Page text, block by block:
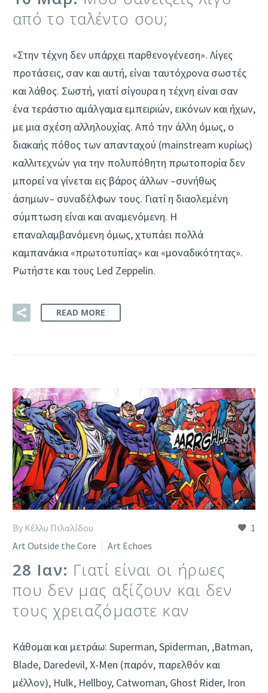
από το ταλέντο σου;
«Στην τέχνη δεν υπάρχει παρθενογένεση». Λίγες
προτάσεις, σαν και αυτή, είναι ταυτόχρονα σωστές
και λάθος. Σωστή, γιατί σίγουρα η τέχνη είναι σαν
ένα τεράστιο αμάλγαμα εμπειριών, εικόνων και ήχων,
με μια σχέση αλληλουχίας. Από την άλλη όμως, ο
διακαής πόθος των απανταχού (mainstream κυρίως)
καλλιτεχνών για την πολυπόθητη πρωτοπορία δεν
μπορεί να γίνεται εις βάρος άλλων –συνήθως
άσημων– συναδέλφων τους. Γιατί η διαολεμένη
σύμπτωση είναι και αναμενόμενη. Η
επαναλαμβανόμενη όμως, χτυπάει πολλά
καμπανάκια «πρωτοτυπίας» και «μοναδικότητας».
Ρωτήστε και τους Led Zeppelin.
READ MORE
1
By Κέλλυ Πιλαλίδου
Art Outside the Core
Art Echoes
28 Ιαν: Γιατί είναι οι ήρωες
που δεν μας αξίζουν και δεν
τους χρειαζόμαστε καν
Κάθομαι και μετράω: Superman, Spiderman, ,Batman,
Blade, Daredevil, X-Men (παρόν, παρελθόν και
μέλλον), Hulk, Hellboy, Catwoman, Ghost Rider, Iron